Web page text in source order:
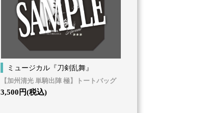
ミュージカル『刀剣乱舞』
【加州清光 単騎出陣 極】トートバッグ
3,500円(税込)